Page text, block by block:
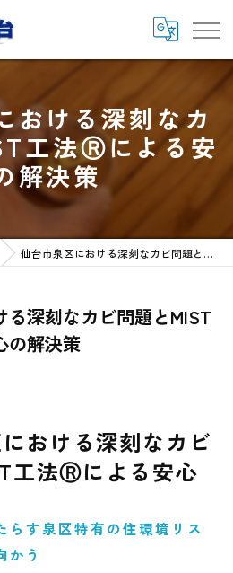
おける深刻なカ
工法Ⓡによる安
解決策
仙台市泉区における深刻なカビ問題とMIST工法Ⓡによる安心の解決策
深刻なカビ問題とMIST
の解決策
おける深刻なカビ
工法Ⓡによる安心
らす泉区特有の住環境リス
かう